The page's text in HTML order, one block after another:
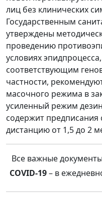
лиц без клинических
Государственным
утверждены
проведению
условиях
соответствующим
частности,
масочного режима в
усиленный режим
содержит
дистанцию от 1,5 до 2
Все важные
COVID-19– в